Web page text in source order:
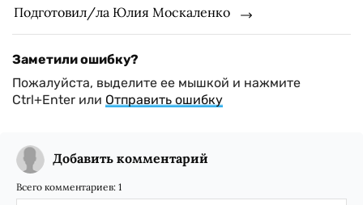
Подготовил/ла Юлия Москаленко
Заметили ошибку?
Пожалуйста, выделите ее мышкой и нажмите
Ctrl+Enter или Отправить ошибку
Добавить комментарий
Всего комментариев: 1